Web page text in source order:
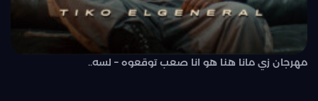
مهرجان زي مانا هنا هو انا صعب توقعوه – لسه..